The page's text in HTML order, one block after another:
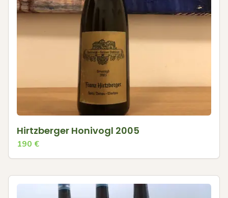
Hirtzberger Honivogl 2005
190 €